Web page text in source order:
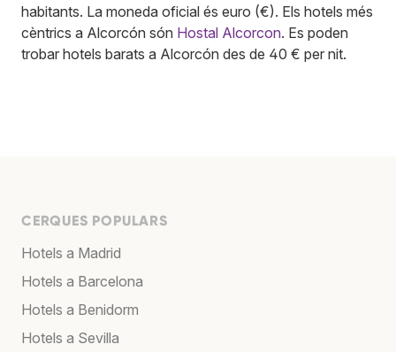
habitants. La moneda oficial és euro (€). Els hotels més
cèntrics a Alcorcón són Hostal Alcorcon. Es poden
trobar hotels barats a Alcorcón des de 40 € per nit.
CERQUES POPULARS
Hotels a Madrid
Hotels a Barcelona
Hotels a Benidorm
Hotels a Sevilla